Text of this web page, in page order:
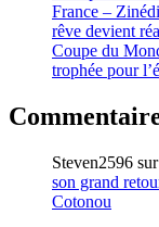
France –
rêve devient
Coupe du
trophée pour
Steven2596 sur
son grand
Cotonou